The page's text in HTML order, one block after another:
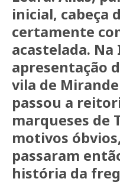
inicial, cabeça
certamente
acastelada.
apresentação
vila de
passou a
marqueses de
motivos
passaram
história da